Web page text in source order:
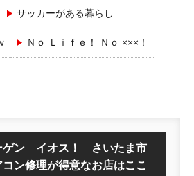
サッカーがある暮らし
Ｎｏ Ｌｉｆｅ！ Ｎｏ ×××！
ゲン イオス！ さいたま市
ン修理が得意なお店はここ